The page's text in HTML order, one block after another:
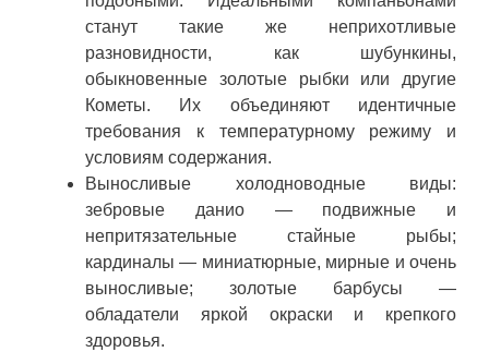
станут такие же неприхотливые
разновидности, как шубункины,
обыкновенные золотые рыбки или другие
Кометы. Их объединяют идентичные
требования к температурному режиму и
условиям содержания.
Выносливые холодноводные виды:
зебровые данио — подвижные и
непритязательные стайные рыбы;
кардиналы — миниатюрные, мирные и очень
выносливые; золотые барбусы —
обладатели яркой окраски и крепкого
здоровья.